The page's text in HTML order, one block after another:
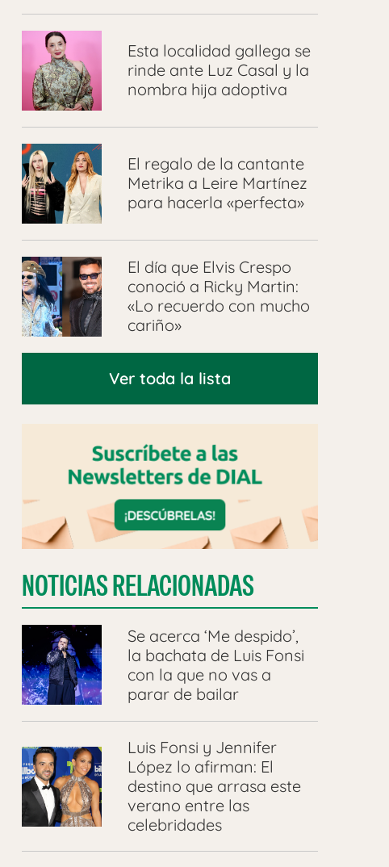
Esta localidad gallega se
rinde ante Luz Casal y la
nombra hija adoptiva
El regalo de la cantante
Metrika a Leire Martínez
para hacerla «perfecta»
El día que Elvis Crespo
conoció a Ricky Martin:
«Lo recuerdo con mucho
cariño»
Ver toda la lista
NOTICIAS RELACIONADAS
Se acerca ‘Me despido’,
la bachata de Luis Fonsi
con la que no vas a
parar de bailar
Luis Fonsi y Jennifer
López lo afirman: El
destino que arrasa este
verano entre las
celebridades